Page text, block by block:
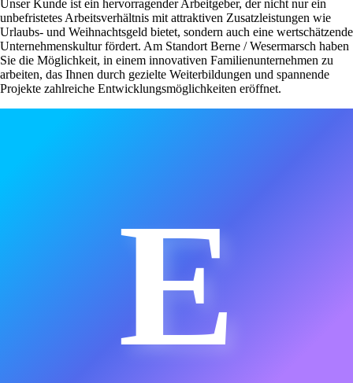
Unser Kunde ist ein hervorragender Arbeitgeber, der nicht nur ein
unbefristetes Arbeitsverhältnis mit attraktiven Zusatzleistungen wie
Urlaubs- und Weihnachtsgeld bietet, sondern auch eine wertschätzende
Unternehmenskultur fördert. Am Standort Berne / Wesermarsch haben
Sie die Möglichkeit, in einem innovativen Familienunternehmen zu
arbeiten, das Ihnen durch gezielte Weiterbildungen und spannende
Projekte zahlreiche Entwicklungsmöglichkeiten eröffnet.
E